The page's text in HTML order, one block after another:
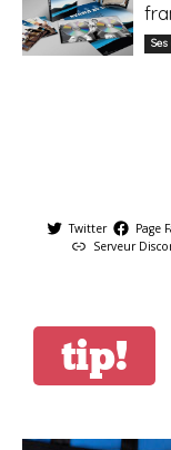
Twitter Page
Serveur
tip!